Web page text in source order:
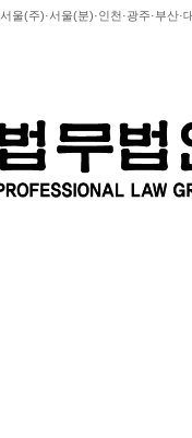
서울(주)·서울(분)·인천·광주·부산·